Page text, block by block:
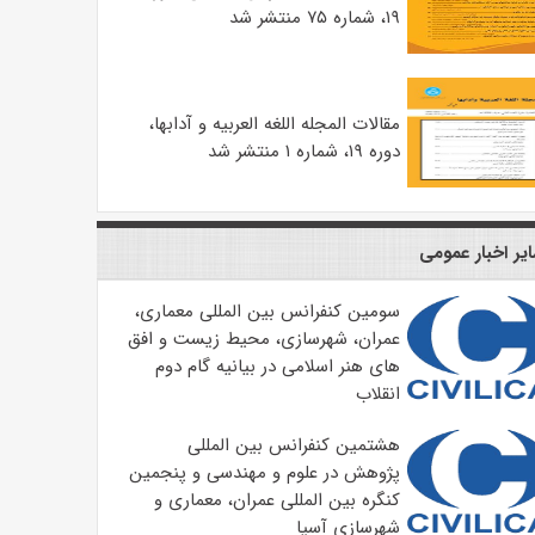
۱۹، شماره ۷۵ منتشر شد
مقالات المجله اللغه العربیه و آدابها،
دوره ۱۹، شماره ۱ منتشر شد
اخبار عمومی
سومین کنفرانس بین المللی معماری،
عمران، شهرسازی، محیط زیست و افق
های هنر اسلامی در بیانیه گام دوم
انقلاب
هشتمین کنفرانس بین المللی
پژوهش در علوم و مهندسی و پنجمین
کنگره بین المللی عمران، معماری و
شهرسازی آسیا